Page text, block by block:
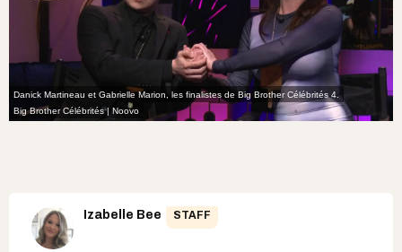
Danick Martineau et Gabrielle Marion, les finalistes de Big Brother Célébrités 4.
Big Brother Célébrités | Noovo
Izabelle Bee STAFF